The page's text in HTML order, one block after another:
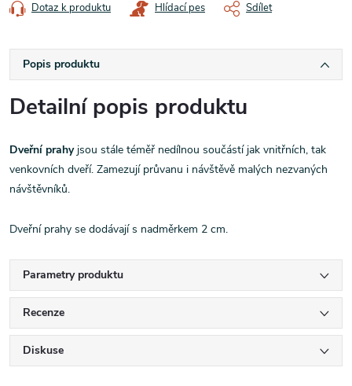
Dotaz k produktu Hlídací pes Sdílet
Popis produktu
Detailní popis produktu
Dveřní prahyjsou stále téměř nedílnou součástí jak vnitřních, tak
venkovních dveří. Zamezují průvanu i návštěvě malých nezvaných
návštěvníků.
Dveřní prahy se dodávají s nadměrkem 2 cm.
Parametry produktu
Recenze
Diskuse